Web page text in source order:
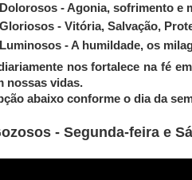
- Agonia, sofrimento e
- Vitória, Salvação,
- A humildade, os
nos fortalece na fé
nossas vidas.
abaixo conforme o dia da
- Segunda-feira e